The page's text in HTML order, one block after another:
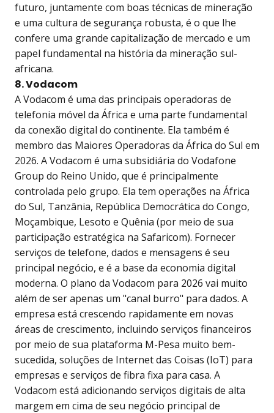
futuro, juntamente com boas técnicas de mineração
e uma cultura de segurança robusta, é o que lhe
confere uma grande capitalização de mercado e um
papel fundamental na história da mineração sul-
africana.
8. Vodacom
A Vodacom é uma das principais operadoras de
telefonia móvel da África e uma parte fundamental
da conexão digital do continente. Ela também é
membro das Maiores Operadoras da África do Sul em
2026. A Vodacom é uma subsidiária do Vodafone
Group do Reino Unido, que é principalmente
controlada pelo grupo. Ela tem operações na África
do Sul, Tanzânia, República Democrática do Congo,
Moçambique, Lesoto e Quênia (por meio de sua
participação estratégica na Safaricom). Fornecer
serviços de telefone, dados e mensagens é seu
principal negócio, e é a base da economia digital
moderna. O plano da Vodacom para 2026 vai muito
além de ser apenas um "canal burro" para dados. A
empresa está crescendo rapidamente em novas
áreas de crescimento, incluindo serviços financeiros
por meio de sua plataforma M-Pesa muito bem-
sucedida, soluções de Internet das Coisas (IoT) para
empresas e serviços de fibra fixa para casa. A
Vodacom está adicionando serviços digitais de alta
margem em cima de seu negócio principal de